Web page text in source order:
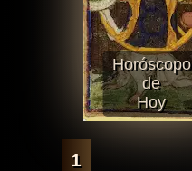
Horóscopo
de
Hoy
1